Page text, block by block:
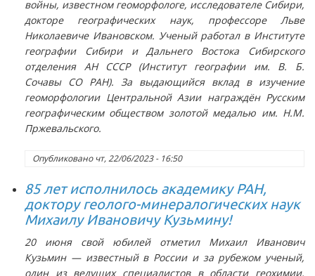
войны, известном геоморфологе, исследователе Сибири,
докторе географических наук, профессоре Льве
Николаевиче Ивановском. Ученый работал в Институте
географии Сибири и Дальнего Востока Сибирского
отделения АН СССР (Институт географии им. В. Б.
Сочавы СО РАН). За выдающийся вклад в изучение
геоморфологии Центральной Азии награждён Русским
географическим обществом золотой медалью им. Н.М.
Пржевальского.
Опубликовано чт, 22/06/2023 - 16:50
85 лет исполнилось академику РАН,
доктору геолого-минералогических наук
Михаилу Ивановичу Кузьмину!
20 июня свой юбилей отметил Михаил Иванович
Кузьмин — известный в России и за рубежом ученый,
один из ведущих специалистов в области геохимии,